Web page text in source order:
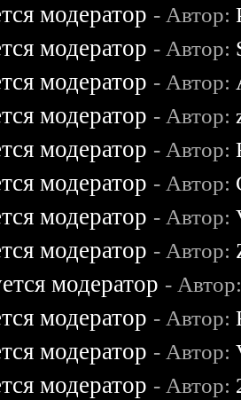
модератор - Автор:
модератор - Автор:
модератор - Автор:
модератор - Автор:
модератор - Автор:
модератор - Автор:
модератор - Автор:
модератор - Автор:
модератор -
модератор - Автор:
модератор - Автор:
модератор - Автор: